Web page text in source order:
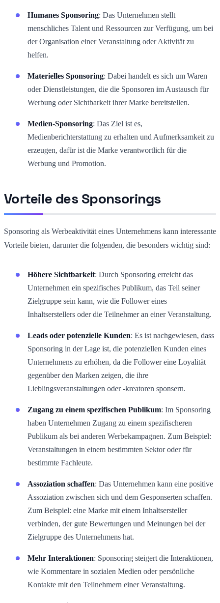
Humanes Sponsoring: Das Unternehmen stellt
menschliches Talent und Ressourcen zur Verfügung, um bei
der Organisation einer Veranstaltung oder Aktivität zu
helfen.
Materielles Sponsoring: Dabei handelt es sich um Waren
oder Dienstleistungen, die die Sponsoren im Austausch für
Werbung oder Sichtbarkeit ihrer Marke bereitstellen.
Medien-Sponsoring: Das Ziel ist es,
Medienberichterstattung zu erhalten und Aufmerksamkeit zu
erzeugen, dafür ist die Marke verantwortlich für die
Werbung und Promotion.
Vorteile des Sponsorings
Sponsoring als Werbeaktivität eines Unternehmens kann interessante
Vorteile bieten, darunter die folgenden, die besonders wichtig sind:
Höhere Sichtbarkeit: Durch Sponsoring erreicht das
Unternehmen ein spezifisches Publikum, das Teil seiner
Zielgruppe sein kann, wie die Follower eines
Inhaltserstellers oder die Teilnehmer an einer Veranstaltung.
Leads oder potenzielle Kunden: Es ist nachgewiesen, dass
Sponsoring in der Lage ist, die potenziellen Kunden eines
Unternehmens zu erhöhen, da die Follower eine Loyalität
gegenüber den Marken zeigen, die ihre
Lieblingsveranstaltungen oder -kreatoren sponsern.
Zugang zu einem spezifischen Publikum: Im Sponsoring
haben Unternehmen Zugang zu einem spezifischeren
Publikum als bei anderen Werbekampagnen. Zum Beispiel:
Veranstaltungen in einem bestimmten Sektor oder für
bestimmte Fachleute.
Assoziation schaffen: Das Unternehmen kann eine positive
Assoziation zwischen sich und dem Gesponserten schaffen.
Zum Beispiel: eine Marke mit einem Inhaltsersteller
verbinden, der gute Bewertungen und Meinungen bei der
Zielgruppe des Unternehmens hat.
Mehr Interaktionen: Sponsoring steigert die Interaktionen,
wie Kommentare in sozialen Medien oder persönliche
Kontakte mit den Teilnehmern einer Veranstaltung.